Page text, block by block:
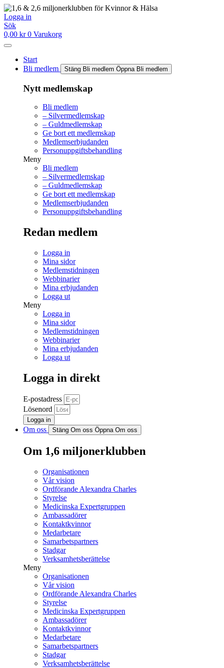
Hoppa
till
innehåll
Logga in
Sök
0,00 kr 0 Varukorg
Start
Bli medlem
Stäng Bli medlem Öppna Bli medlem
Nytt medlemskap
Bli medlem
– Silvermedlemskap
– Guldmedlemskap
Ge bort ett medlemskap
Medlemserbjudanden
Personuppgiftsbehandling
Meny
Bli medlem
– Silvermedlemskap
– Guldmedlemskap
Ge bort ett medlemskap
Medlemserbjudanden
Personuppgiftsbehandling
Redan medlem
Logga in
Mina sidor
Medlemstidningen
Webbinarier
Mina erbjudanden
Logga ut
Meny
Logga in
Mina sidor
Medlemstidningen
Webbinarier
Mina erbjudanden
Logga ut
Logga in direkt
E-postadress
Lösenord
Logga in
Om oss Stäng Om oss Öppna Om oss
Om 1,6 miljonerklubben
Organisationen
Vår vision
Ordförande Alexandra Charles
Styrelse
Medicinska Expertgruppen
Ambassadörer
Kontaktkvinnor
Medarbetare
Samarbetspartners
Stadgar
Verksamhetsberättelse
Meny
Organisationen
Vår vision
Ordförande Alexandra Charles
Styrelse
Medicinska Expertgruppen
Ambassadörer
Kontaktkvinnor
Medarbetare
Samarbetspartners
Stadgar
Verksamhetsberättelse